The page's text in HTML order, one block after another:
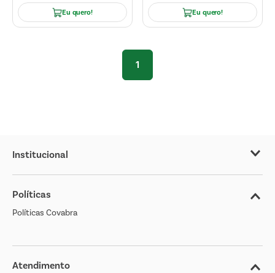
Eu quero! Eu quero!
1
Institucional
Sobre o Covabra
Nossas Lojas
Cliente Bem Estar
Jornal de Ofertas
Políticas
Políticas Covabra
Atendimento